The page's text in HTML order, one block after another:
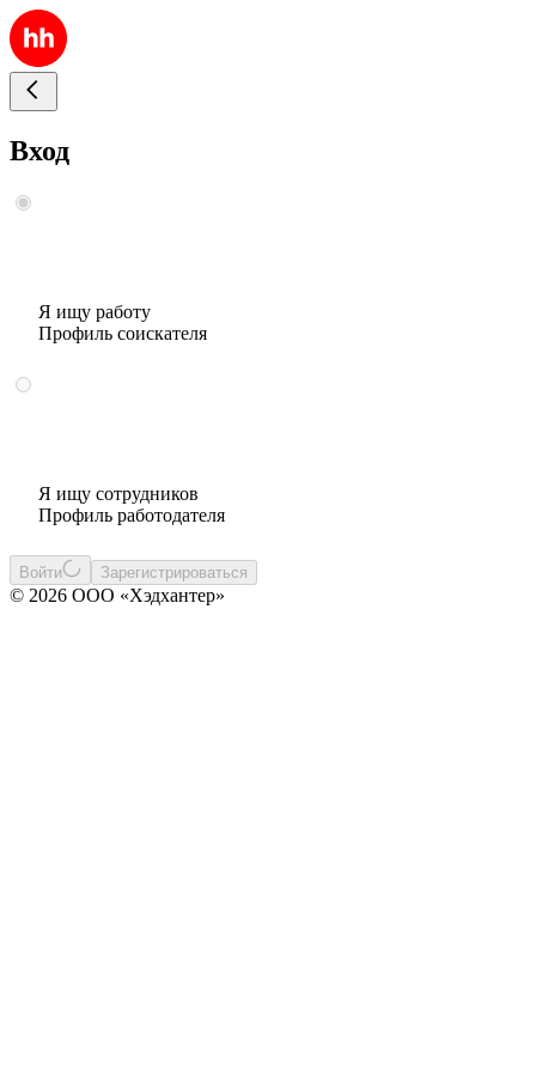
Вход
Я ищу работу
Профиль соискателя
Я ищу сотрудников
Профиль работодателя
Войти Зарегистрироваться
© 2026 ООО «Хэдхантер»